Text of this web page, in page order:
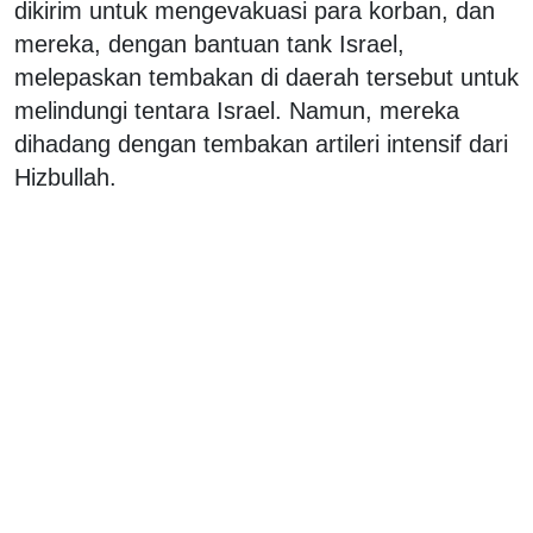
dikirim untuk mengevakuasi para korban, dan
mereka, dengan bantuan tank Israel,
melepaskan tembakan di daerah tersebut untuk
melindungi tentara Israel. Namun, mereka
dihadang dengan tembakan artileri intensif dari
Hizbullah.